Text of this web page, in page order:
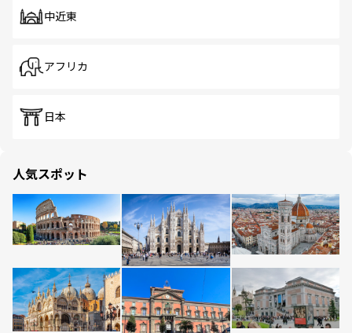
中近東
アフリカ
日本
人気スポット